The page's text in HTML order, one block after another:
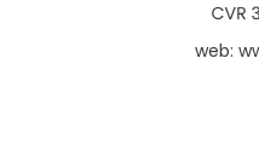
web: